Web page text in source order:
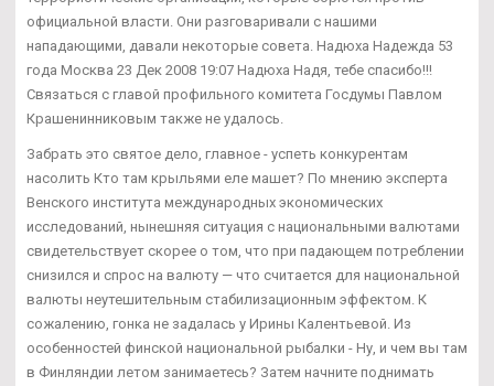
официальной власти. Они разговаривали с нашими
нападающими, давали некоторые совета. Надюха Надежда 53
года Москва 23 Дек 2008 19:07 Надюха Надя, тебе спасибо!!!
Связаться с главой профильного комитета Госдумы Павлом
Крашенинниковым также не удалось.
Забрать это святое дело, главное - успеть конкурентам
насолить Кто там крыльями еле машет? По мнению эксперта
Венского института международных экономических
исследований, нынешняя ситуация с национальными валютами
свидетельствует скорее о том, что при падающем потреблении
снизился и спрос на валюту — что считается для национальной
валюты неутешительным стабилизационным эффектом. К
сожалению, гонка не задалась у Ирины Калентьевой. Из
особенностей финской национальной рыбалки - Ну, и чем вы там
в Финляндии летом занимаетесь? Затем начните поднимать